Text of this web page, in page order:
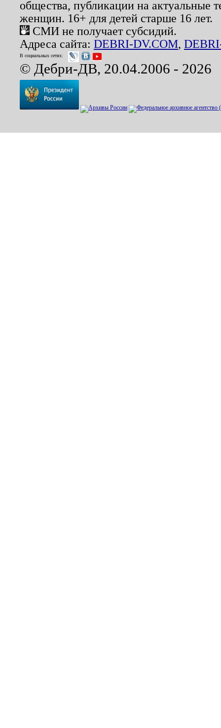
общества, публикации на актуальные
женщин. 16+ для детей старше 16 лет.
СМИ не получает субсидий.
Адреса сайта: DEBRI-DV.COM,
В социальных сетях:
© Дебри-ДВ, 20.04.2006 - 2026